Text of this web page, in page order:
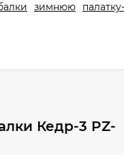
зимнюю
Кедр-3 PZ-